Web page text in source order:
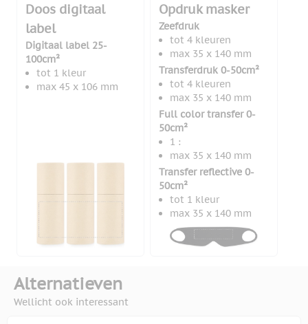
Doos digitaal
label
Digitaal label 25-
100cm²
tot 1 kleur
max 45 x 106 mm
Opdruk masker
Zeefdruk
tot 4 kleuren
max 35 x 140 mm
Transferdruk 0-50cm²
tot 4 kleuren
max 35 x 140 mm
Full color transfer 0-
50cm²
1 :
max 35 x 140 mm
Transfer reflective 0-
50cm²
tot 1 kleur
max 35 x 140 mm
Alternatieven
Wellicht ook interessant